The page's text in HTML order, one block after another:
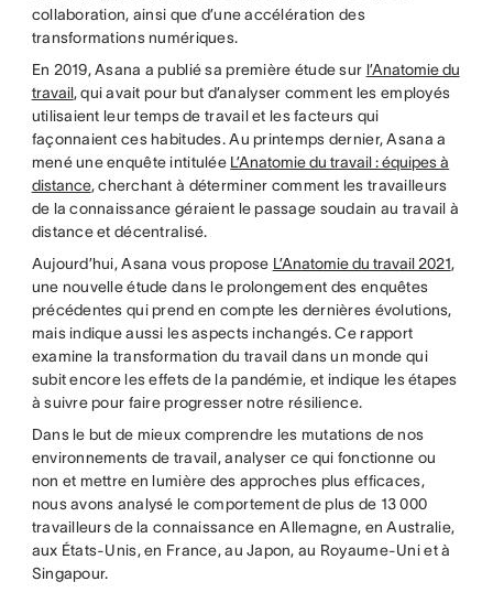
collaboration, ainsi que d’une accélération des
transformations numériques.
En 2019, Asana a publié sa première étude sur l’Anatomie du
travail, qui avait pour but d’analyser comment les employés
utilisaient leur temps de travail et les facteurs qui
façonnaient ces habitudes. Au printemps dernier, Asana a
mené une enquête intitulée L’Anatomie du travail : équipes à
distance, cherchant à déterminer comment les travailleurs
de la connaissance géraient le passage soudain au travail à
distance et décentralisé.
Aujourd’hui, Asana vous propose L’Anatomie du travail 2021,
une nouvelle étude dans le prolongement des enquêtes
précédentes qui prend en compte les dernières évolutions,
mais indique aussi les aspects inchangés. Ce rapport
examine la transformation du travail dans un monde qui
subit encore les effets de la pandémie, et indique les étapes
à suivre pour faire progresser notre résilience.
Dans le but de mieux comprendre les mutations de nos
environnements de travail, analyser ce qui fonctionne ou
non et mettre en lumière des approches plus efficaces,
nous avons analysé le comportement de plus de 13 000
travailleurs de la connaissance en Allemagne, en Australie,
aux États-Unis, en France, au Japon, au Royaume-Uni et à
Singapour.